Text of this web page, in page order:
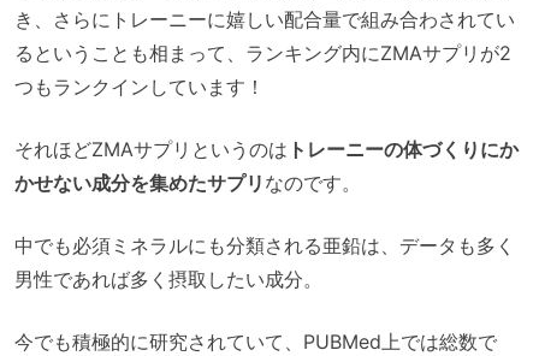
き、さらにトレーニーに嬉しい配合量で組み合わされてい
るということも相まって、ランキング内にZMAサプリが2
つもランクインしています！
それほどZMAサプリというのは トレーニーの体づくりにか
かせない成分を集めたサプリ なのです。
中でも必須ミネラルにも分類される亜鉛は、データも多く
男性であれば多く摂取したい成分。
今でも積極的に研究されていて、 PUBMed上では総数で